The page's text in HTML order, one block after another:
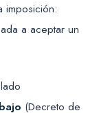
imposición:
a aceptar un
(Decreto de